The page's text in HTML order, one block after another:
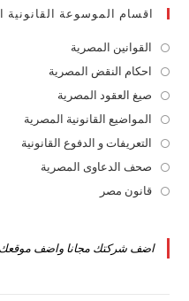
اقسام الموسوعة القانونية
القوانين المصرية
in
a
new
tab
احكام النقض المصرية
a
new
صيغ العقود المصرية
in
a
new
المواضيع القانونية المصرية
inالتعريفات و الدفوع القانونية
صحف الدعاوى المصرية
tab
قانون مصر
new
اضف شركتك مجانا واضف